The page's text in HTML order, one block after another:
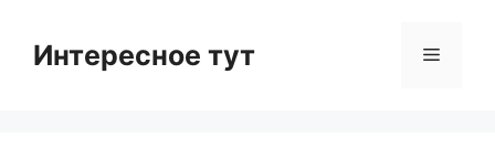
contentИнтересное тут Menu